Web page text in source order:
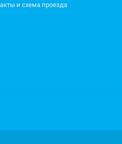
и схема проезда